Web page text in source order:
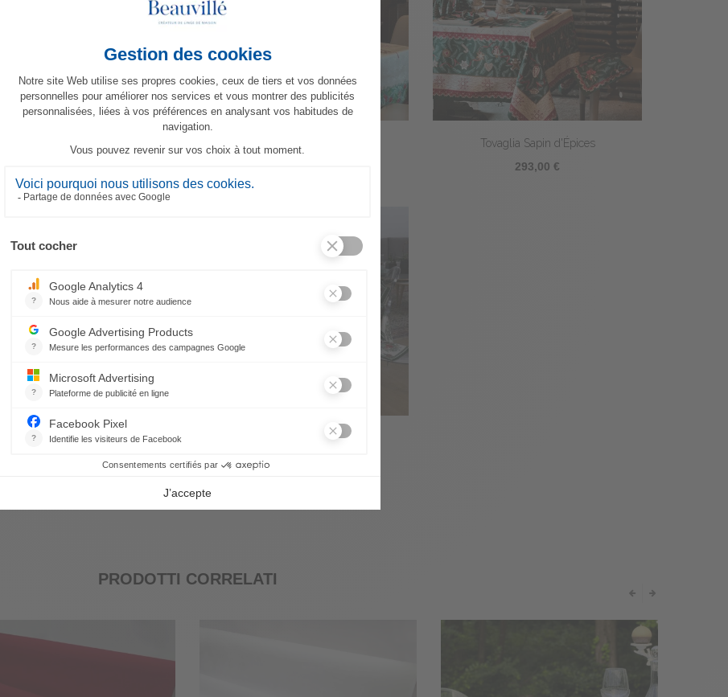
Tovaglia Topkapi
Tovaglia Sapin d'Épices
293,00 €
Tovaglia Trésors de Noël
Tovaglia Rêve d'Hiver
PRODOTTI CORRELATI